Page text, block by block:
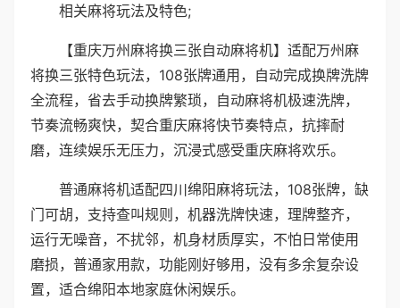
相关麻将玩法及特色;
【重庆万州麻将换三张自动麻将机】适配万州麻
将换三张特色玩法，108张牌通用，自动完成换牌洗牌
全流程，省去手动换牌繁琐，自动麻将机极速洗牌，
节奏流畅爽快，契合重庆麻将快节奏特点，抗摔耐
磨，连续娱乐无压力，沉浸式感受重庆麻将欢乐。
普通麻将机适配四川绵阳麻将玩法，108张牌，缺
门可胡，支持查叫规则，机器洗牌快速，理牌整齐，
运行无噪音，不扰邻，机身材质厚实，不怕日常使用
磨损，普通家用款，功能刚好够用，没有多余复杂设
置，适合绵阳本地家庭休闲娱乐。